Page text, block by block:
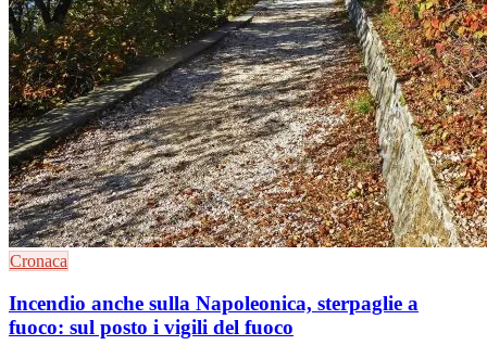
Cronaca
Incendio anche sulla Napoleonica, sterpaglie a
fuoco: sul posto i vigili del fuoco